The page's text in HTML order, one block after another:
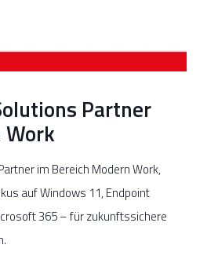
Partner
im Bereich Modern Work,
auf Windows 11, Endpoint
365 – für zukunftssichere